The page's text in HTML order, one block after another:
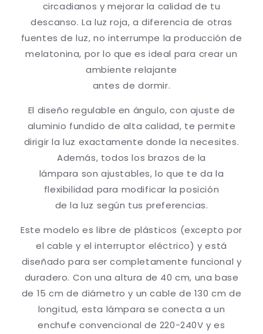
circadianos y mejorar la calidad de tu
descanso. La luz roja, a diferencia de otras
fuentes de luz, no interrumpe la producción de
melatonina, por lo que es ideal para crear un
ambiente relajante
antes de dormir.
El diseño regulable en ángulo, con ajuste de
aluminio fundido de alta calidad, te permite
dirigir la luz exactamente donde la necesites.
Además, todos los brazos de la
lámpara son ajustables, lo que te da la
flexibilidad para modificar la posición
de la luz según tus preferencias.
Este modelo es libre de plásticos (excepto por
el cable y el interruptor eléctrico) y está
diseñado para ser completamente funcional y
duradero. Con una altura de 40 cm, una base
de 15 cm de diámetro y un cable de 130 cm de
longitud, esta lámpara se conecta a un
enchufe convencional de 220-240V y es